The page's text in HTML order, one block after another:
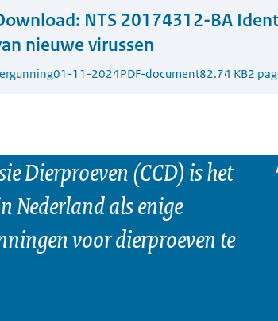
NTS 20174312-BA
nieuwe virussen
01-11-2024PDF-document82.74 KB2
Dierproeven (CCD) is het
Nederland als enige
voor dierproeven te